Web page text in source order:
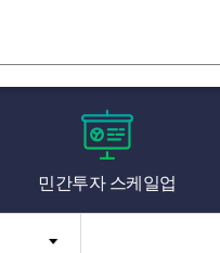
민간투자 스케일업